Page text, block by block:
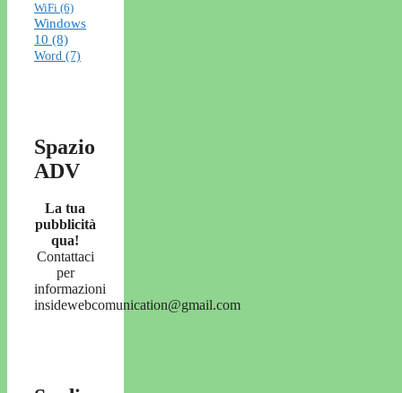
WiFi (6)
Windows
10 (8)
Word (7)
Spazio
ADV
La tua
pubblicità
qua!
Contattaci
per
informazioni
insidewebcomunication@gmail.com